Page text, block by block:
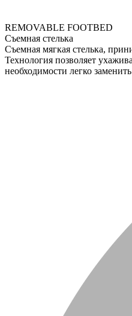
REMOVABLE FOOTBED
Съемная стелька
Съемная мягкая стелька,
Технология позволяет
необходимости легко